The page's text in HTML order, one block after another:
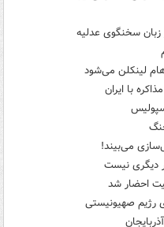
سخنگوی عدلیه
لینکلن می‌شود
با ایران
می‌بیند!
دیگری نیست
احضار شد
رژیم صهیونیستی